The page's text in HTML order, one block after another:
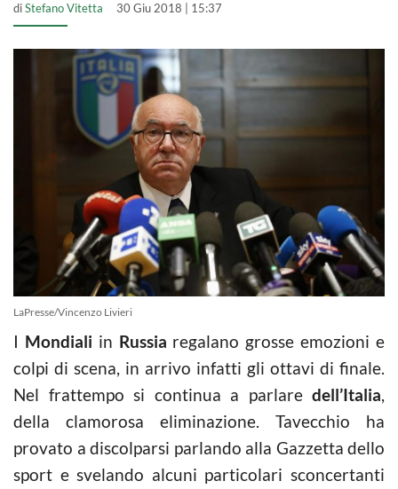
diStefano Vitetta 30 Giu 2018 | 15:37
LaPresse/Vincenzo Livieri
I Mondiali in Russia regalano grosse emozioni e
colpi di scena, in arrivo infatti gli ottavi di finale.
Nel frattempo si continua a parlare dell’Italia,
della clamorosa eliminazione. Tavecchio ha
provato a discolparsi parlando alla Gazzetta dello
sport e svelando alcuni particolari sconcertanti